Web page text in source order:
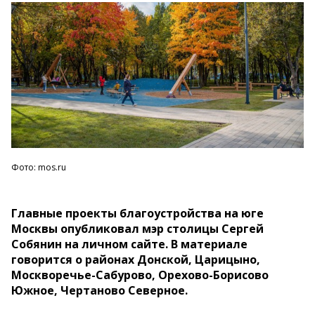
Фото: mos.ru
Главные проекты благоустройства на юге
Москвы опубликовал мэр столицы Сергей
Собянин на личном сайте. В материале
говорится о районах Донской, Царицыно,
Москворечье-Сабурово, Орехово-Борисово
Южное, Чертаново Северное.